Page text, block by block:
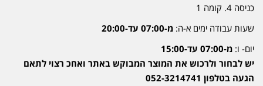
כניסה 4. קומה 1
שעות עבודה ימים א-ה: מ-07:00 עד-20:00
יום- ו: מ-07:00 עד-15:00
יש לבחור ולרכוש את המוצר המבוקש באתר ואחכ רצוי לתאם
הגעה בטלפון 052-3214741